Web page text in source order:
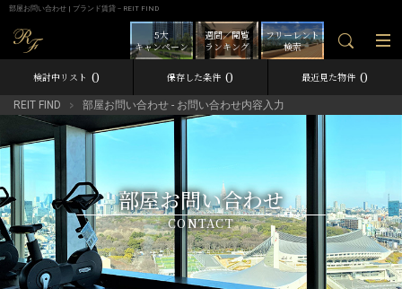
部屋お問い合わせ | ブランド賃貸－REIT FIND
フリーレント
検索
週間／閲覧
ランキング
5大
キャンペーン
検討中リスト 0 保存した条件 0 最近見た物件 0
REIT FIND 部屋お問い合わせ - お問い合わせ内容入力
部屋お問い合わせ
CONTACT